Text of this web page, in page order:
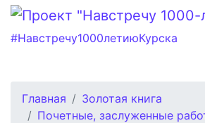
#Навстречу1000летиюКурска
Главная
Золотая книга
Почетные, заслуженные